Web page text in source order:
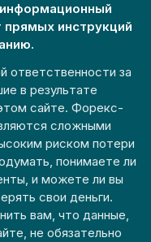
прямых инструкций
ответственности за
в результате
сайте. Форекс-
сложными
риском потери
понимаете ли
и можете ли вы
свои деньги.
вам, что данные,
не обязательно